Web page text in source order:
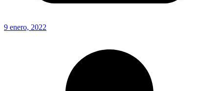
9 enero, 2022